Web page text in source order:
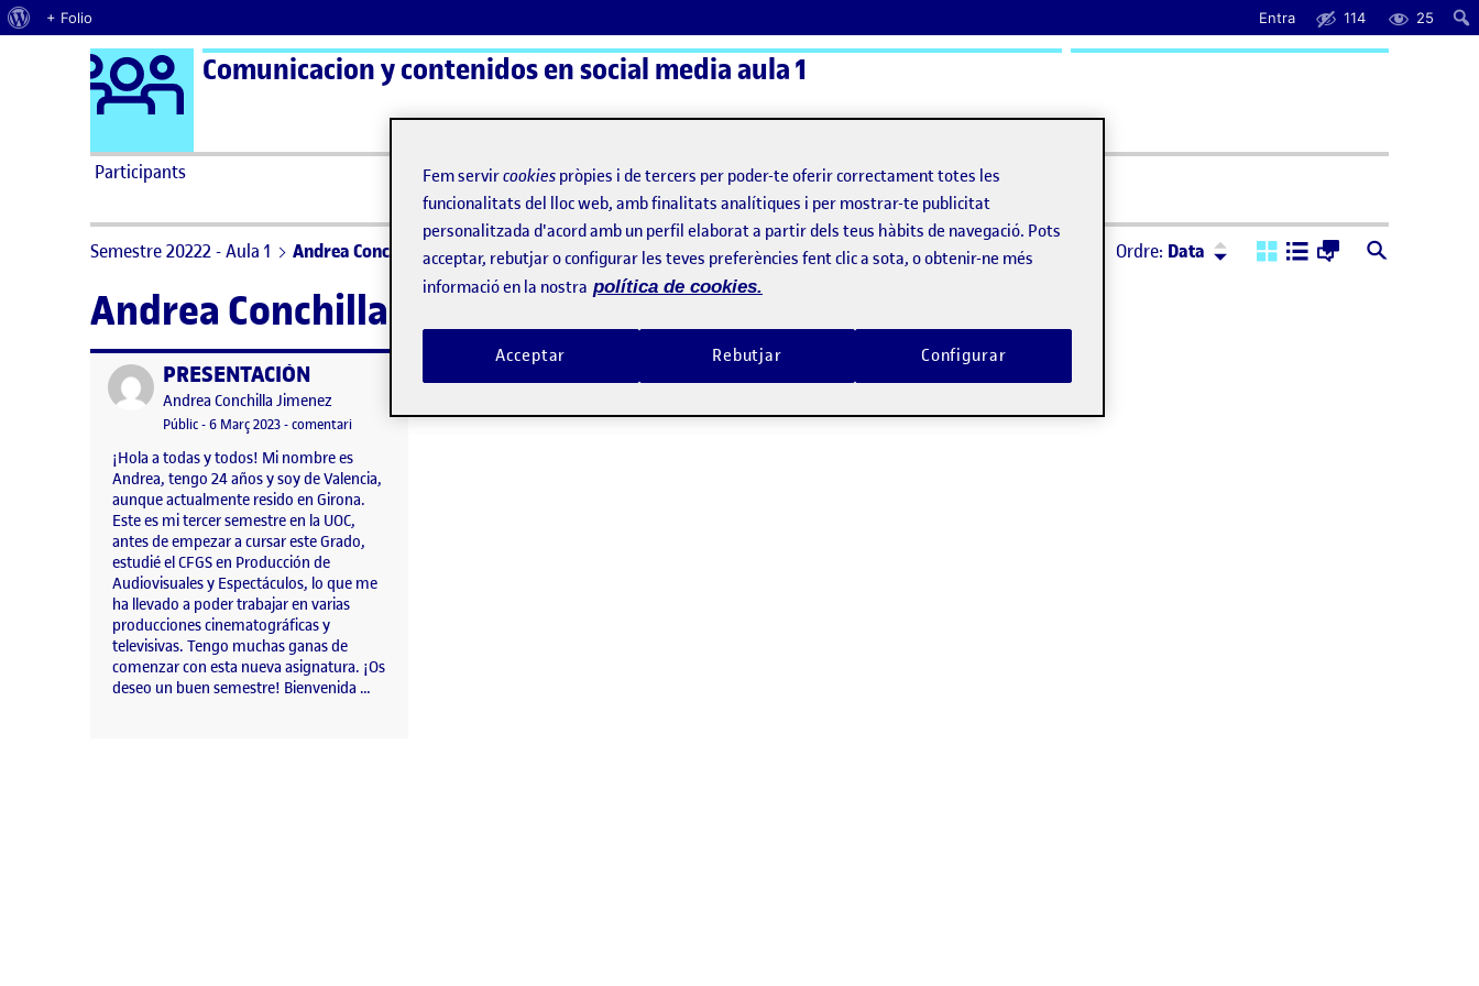
Quant al WordPress
+ Folio Entra 114 25
Saltar al contingut Logo Ágora
Comunicacion y contenidos en social media aula 1
Participants ActiFolios Ajuda
Semestre 20222 - Aula 1 Andrea Conchilla Jimenez Ordre: Data Ordre: Descendent
Andrea Conchilla Jimenez
Publicat perPRESENTACIÓN
Publicat per
Andrea Conchilla Jimenez
Visibilitat:
Públic-Data de publicació
6 Març 2023-comentariel PRESENTACIÓN
¡Hola a todas y todos! Mi nombre es
Andrea, tengo 24 años y soy de Valencia,
aunque actualmente resido en Girona.
Este es mi tercer semestre en la UOC,
antes de empezar a cursar este Grado,
estudié el CFGS en Producción de
Audiovisuales y Espectáculos, lo que me
ha llevado a poder trabajar en varias
producciones cinematográficas y
televisivas. Tengo muchas ganas de
comenzar con esta nueva asignatura. ¡Os
deseo un buen semestre! Bienvenida …
Fem servircookies pròpies i de tercers per poder-te oferir correctament totes les
funcionalitats del lloc web, amb finalitats analítiques i per mostrar-te publicitat
personalitzada d'acord amb un perfil elaborat a partir dels teus hàbits de navegació. Pots
acceptar, rebutjar o configurar les teves preferències fent clic a sota, o obtenir-ne més
informació en la nostra política de cookies.
Rebutjar
Acceptar Configurar